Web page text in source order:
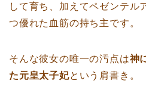
して育ち、加えてペゼンテル
つ優れた血筋の持ち主です。
そんな彼女の唯一の汚点は神
た元皇太子妃という肩書き。